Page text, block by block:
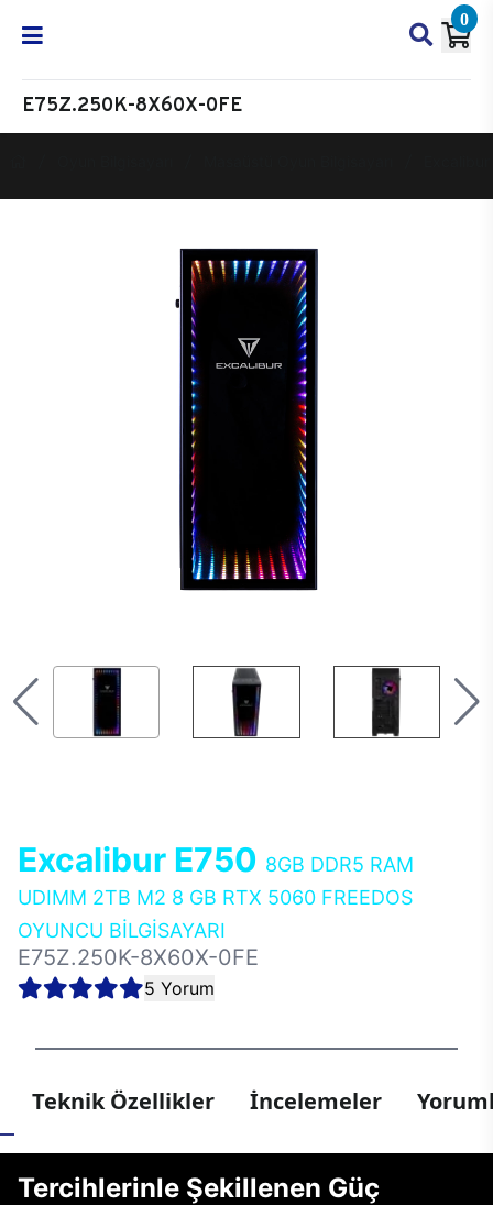
0
E75Z.250K-8X60X-0FE
Excalibur E750 8GB DDR5 RAM
UDIMM 2TB M2 8 GB RTX 5060 FREEDOS
OYUNCU BİLGİSAYARI
E75Z.250K-8X60X-0FE
5 Yorum
Teknik Özellikler İncelemeler
Tercihlerinle Şekillenen Güç